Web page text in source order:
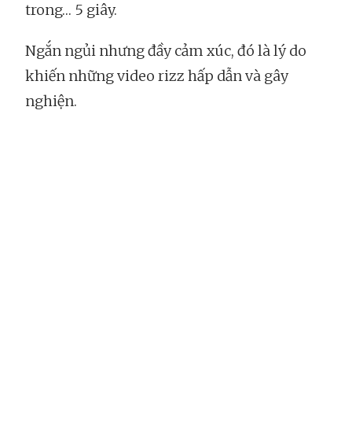
trong… 5 giây.
Ngắn ngủi nhưng đầy cảm xúc, đó là lý do
khiến những video rizz hấp dẫn và gây
nghiện.